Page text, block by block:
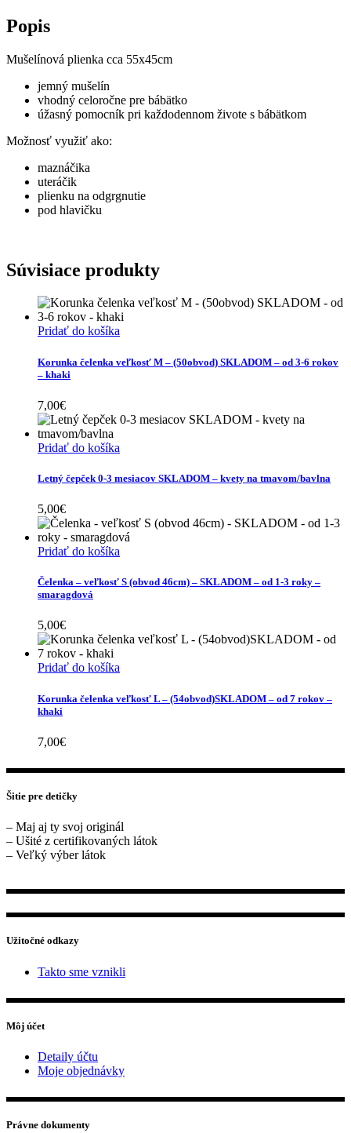
na
mentolovom
Popis
Mušelínová plienka cca 55x45cm
jemný mušelín
vhodný celoročne pre bábätko
úžasný pomocník pri každodennom živote s bábätkom
Možnosť využiť ako:
maznáčika
uteráčik
plienku na odgrgnutie
pod hlavičku
Súvisiace produkty
Pridať do košíka
Korunka čelenka veľkosť M – (50obvod) SKLADOM – od 3-6 rokov
– khaki
7,00€
Pridať do košíka
Letný čepček 0-3 mesiacov SKLADOM – kvety na tmavom/bavlna
5,00€
Pridať do košíka
Čelenka – veľkosť S (obvod 46cm) – SKLADOM – od 1-3 roky –
smaragdová
5,00€
Pridať do košíka
Korunka čelenka veľkosť L – (54obvod)SKLADOM – od 7 rokov –
khaki
7,00€
Šitie pre detičky
– Maj aj ty svoj originál
– Ušité z certifikovaných látok
– Veľký výber látok
Užitočné odkazy
Takto sme vznikli
Môj účet
Detaily účtu
Moje objednávky
Právne dokumenty